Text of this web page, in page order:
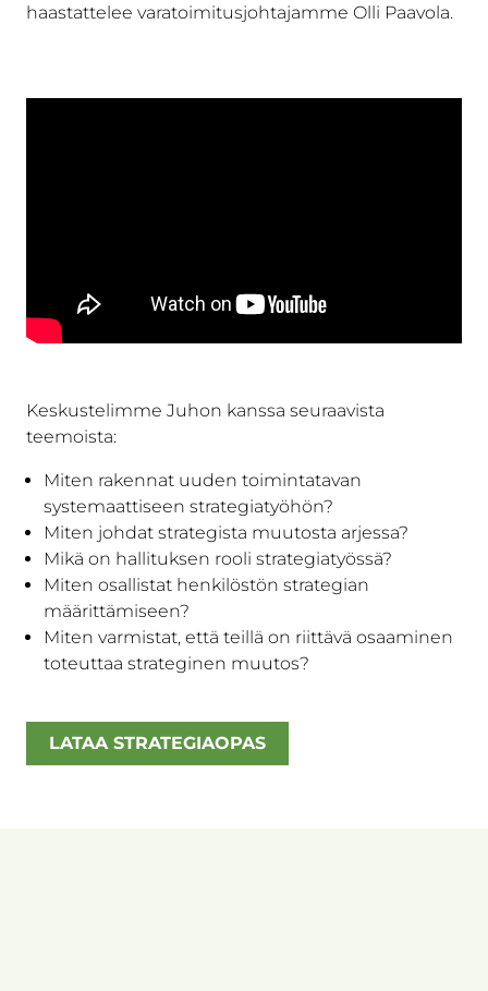
haastattelee varatoimitusjohtajamme Olli Paavola.
Keskustelimme Juhon kanssa seuraavista
teemoista:
Miten rakennat uuden toimintatavan
systemaattiseen strategiatyöhön?
Miten johdat strategista muutosta arjessa?
Mikä on hallituksen rooli strategiatyössä?
Miten osallistat henkilöstön strategian
määrittämiseen?
Miten varmistat, että teillä on riittävä osaaminen
toteuttaa strateginen muutos?
LATAA STRATEGIAOPAS